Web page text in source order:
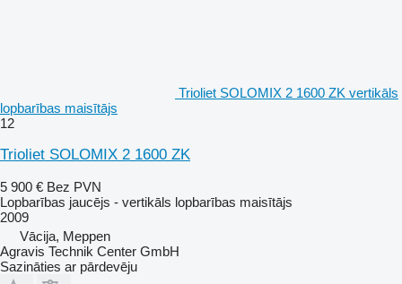
Trioliet SOLOMIX 2 1600 ZK vertikāls
lopbarības maisītājs
12
Trioliet SOLOMIX 2 1600 ZK
5 900 € Bez PVN
Lopbarības jaucējs - vertikāls lopbarības maisītājs
2009
Vācija, Meppen
Agravis Technik Center GmbH
Sazināties ar pārdevēju